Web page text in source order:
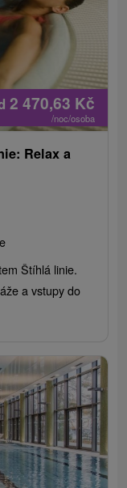
2 470,63 Kč
/noc/osoba
Relax a
Štíhlá linie.
a vstupy do